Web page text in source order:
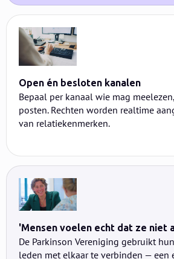
Open én besloten kanalen
Bepaal per kanaal wie mag
posten. Rechten worden realtime
van relatiekenmerken.
'Mensen voelen echt dat ze niet
De Parkinson Vereniging gebruikt
leden met elkaar te verbinden — een